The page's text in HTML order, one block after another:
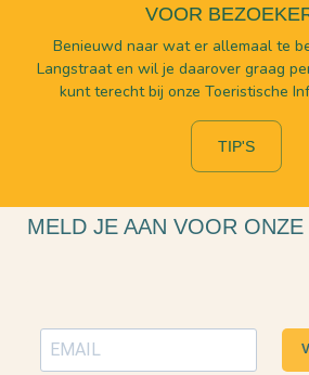
VOOR
Benieuwd naar wat er allemaal te
Langstraat en wil je daarover graag
kunt terecht bij onze Toeristische
TIP'S
MELD JE AAN VOOR